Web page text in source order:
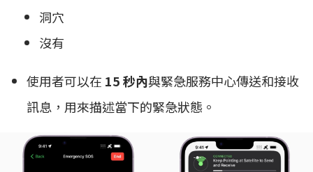
洞穴
沒有
使用者可以在 15 秒內與緊急服務中心傳送和接收
訊息，用來描述當下的緊急狀態。